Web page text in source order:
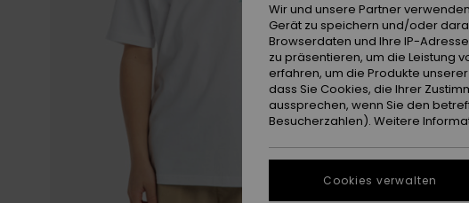
Wir und unsere Partner
Gerät zu speichern und/oder
Browserdaten und Ihre IP-
zu präsentieren, um die Leistung
erfahren, um die Produkte
dass Sie Cookies, die Ihrer
aussprechen, wenn Sie den
Besucherzahlen). Weitere
Cookies verwalten